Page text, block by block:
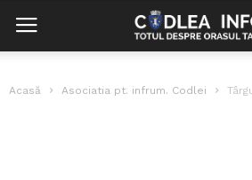
Acasă Asociatia pt. infrum. Codlei Târgul